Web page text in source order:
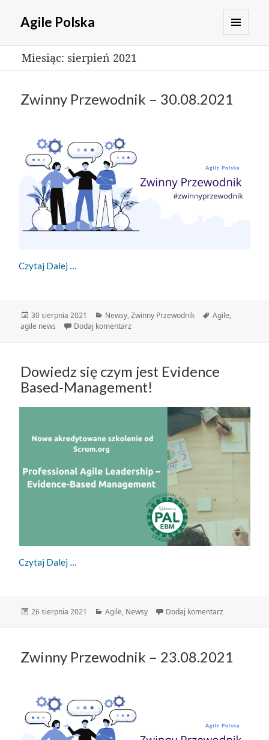
Agile Polska
Miesiąc: sierpień 2021
Zwinny Przewodnik – 30.08.2021
Czytaj Dalej
Data
publikacji
30 sierpnia 2021 Kategorie
Newsy,Zwinny Przewodnik Tagi
Agile,
agile news
Dodaj komentarz
Dowiedz się czym jest Evidence
Based-Management!
Czytaj Dalej
Data
26 sierpnia 2021 Kategorie
Agile, Newsy Dodaj komentarz
Zwinny Przewodnik – 23.08.2021